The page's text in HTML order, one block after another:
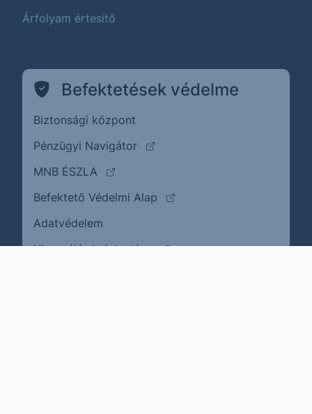
Árfolyam értesítő
Befektetések védelme
Biztonsági központ
Pénzügyi Navigátor
(külső oldalra ugrik)
MNB ÉSZLA
(külső oldalra ugrik)
Befektető Védelmi Alap
(külső oldalra ugrik)
Adatvédelem
Visszaélés bejelentése(külső oldalra ugrik)